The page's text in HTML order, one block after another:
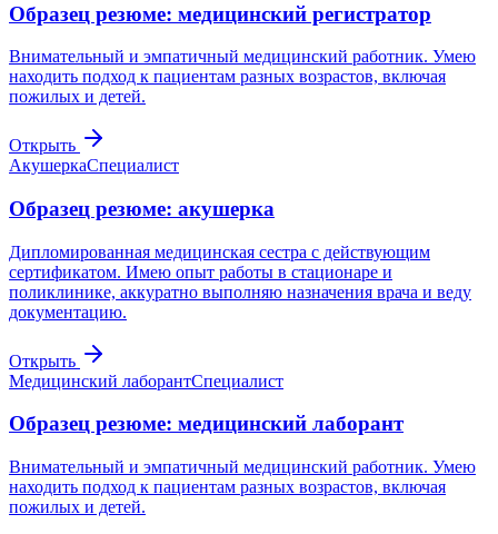
Образец резюме: медицинский регистратор
Внимательный и эмпатичный медицинский работник. Умею
находить подход к пациентам разных возрастов, включая
пожилых и детей.
Открыть
АкушеркаСпециалист
Образец резюме: акушерка
Дипломированная медицинская сестра с действующим
сертификатом. Имею опыт работы в стационаре и
поликлинике, аккуратно выполняю назначения врача и веду
документацию.
Открыть
Медицинский лаборантСпециалист
Образец резюме: медицинский лаборант
Внимательный и эмпатичный медицинский работник. Умею
находить подход к пациентам разных возрастов, включая
пожилых и детей.